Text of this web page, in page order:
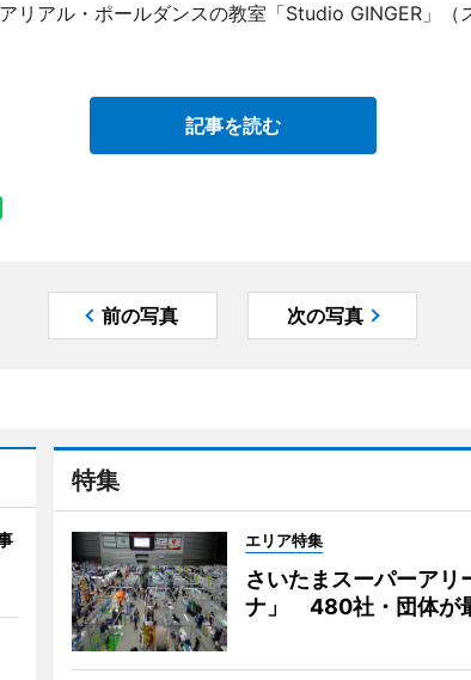
リアル・ポールダンスの教室「Studio GINGER」（
記事を読む
前の写真 次の写真
特集
エリア特集
さいたまスーパーアリ
ナ」 480社・団体が